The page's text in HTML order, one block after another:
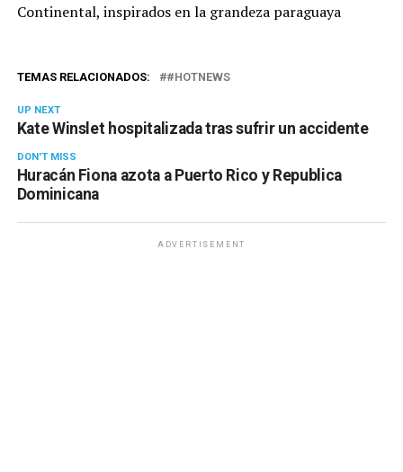
Continental, inspirados en la grandeza paraguaya
TEMAS RELACIONADOS: #HOTNEWS
UP NEXT
Kate Winslet hospitalizada tras sufrir un accidente
DON'T MISS
Huracán Fiona azota a Puerto Rico y Republica
Dominicana
ADVERTISEMENT